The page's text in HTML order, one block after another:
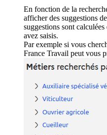
En fonction de la
afficher des suggestions
suggestions sont
avez saisis.
Par exemple si vous
France Travail peut vous